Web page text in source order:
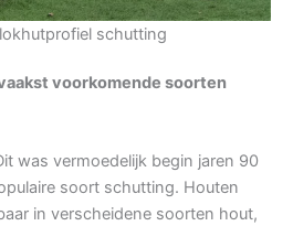
schutting
voorkomende soorten
was vermoedelijk begin jaren 90
soort schutting. Houten
in verscheidene soorten hout,